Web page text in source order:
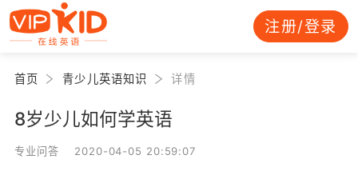
注册/登录
首页 青少儿英语知识 详情
8岁少儿如何学英语
专业问答 2020-04-05 20:59:07